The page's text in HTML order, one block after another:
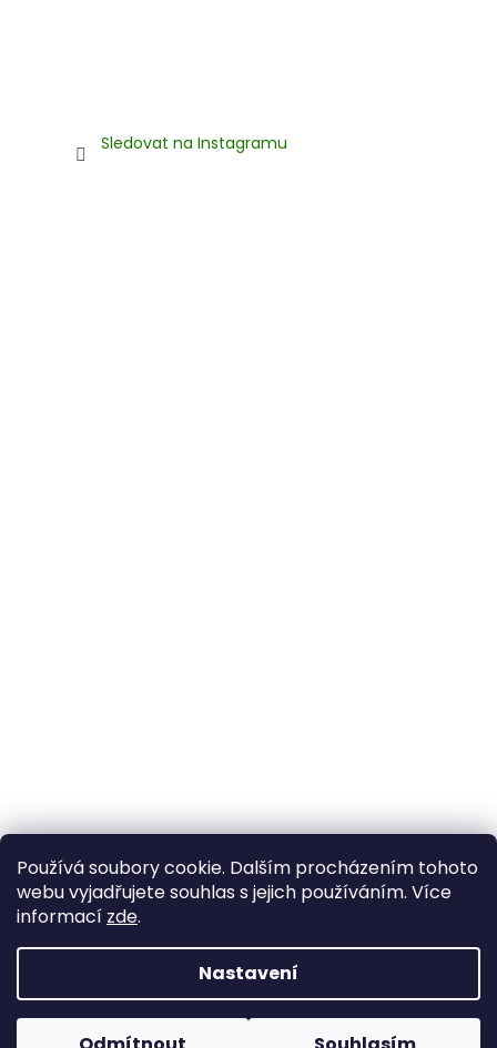
Používá soubory cookie. Dalším procházením tohoto
webu vyjadřujete souhlas s jejich používáním. Více
informací zde.
Nastavení
Pokud u nás nenajdete konkrétní produkt, neváhejte se
ozvat. Ve většině případů jej můžeme zajistit na
Sledovat na Instagramu
Vytvořil Shoptet